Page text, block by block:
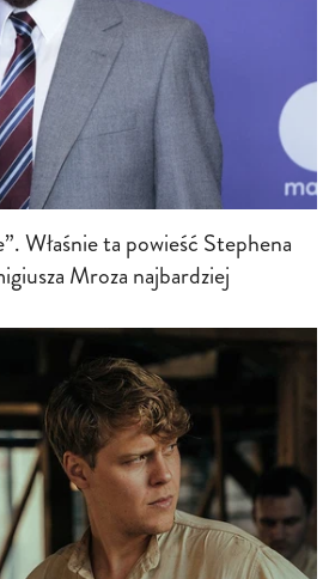
Właśnie ta powieść Stephena
Mroza najbardziej